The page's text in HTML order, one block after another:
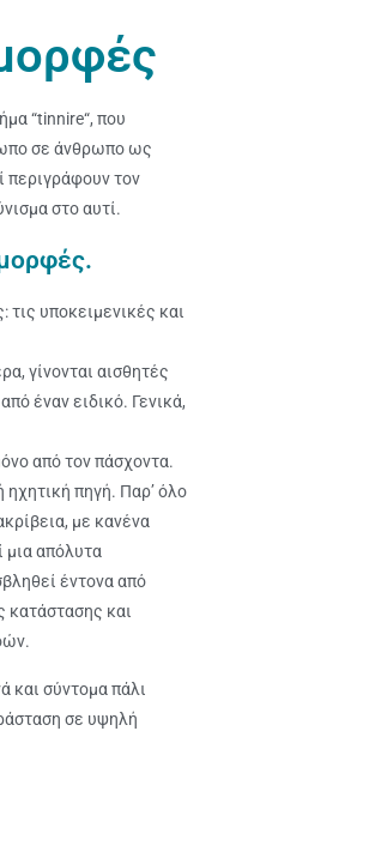
“tinnire“, που
σε άνθρωπο ως
περιγράφουν τον
στο αυτί.
υποκειμενικές και
γίνονται αισθητές
έναν ειδικό. Γενικά,
από τον πάσχοντα.
πηγή. Παρ’ όλο
με κανένα
μια απόλυτα
έντονα από
κατάστασης και
και σύντομα πάλι
σε υψηλή